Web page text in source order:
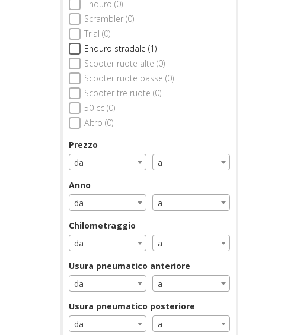
Enduro (0)
Scrambler (0)
Trial (0)
Enduro stradale (1)
Scooter ruote alte (0)
Scooter ruote basse (0)
Scooter tre ruote (0)
50 cc (0)
Altro (0)
Prezzo
da
a
Anno
da
a
Chilometraggio
da
a
Usura pneumatico anteriore
da
a
Usura pneumatico posteriore
da
a